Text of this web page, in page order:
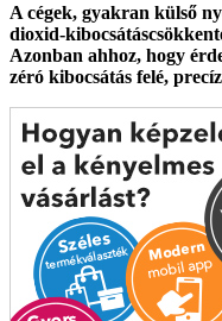
A cégek, gyakran külső
dioxid-
Azonban ahhoz, hogy
zéró kibocsátás felé,